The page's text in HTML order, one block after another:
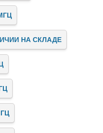
НА СКЛАДЕ